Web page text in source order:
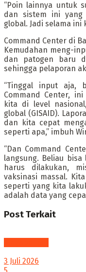
“Poin lainnya untuk
dan sistem ini
global. Jadi selama
Command Center di
Kemudahan meng-
dan patogen baru
sehingga pelaporan
“Tinggal input aja,
Command Center,
kita di level
global (GISAID).
dan kita cepat
seperti apa,” imbuh
“Dan Command
langsung. Beliau
harus dilakukan,
vaksinasi massal.
seperti yang kita
adalah data yang
PostTerkait
3 Juli 2026